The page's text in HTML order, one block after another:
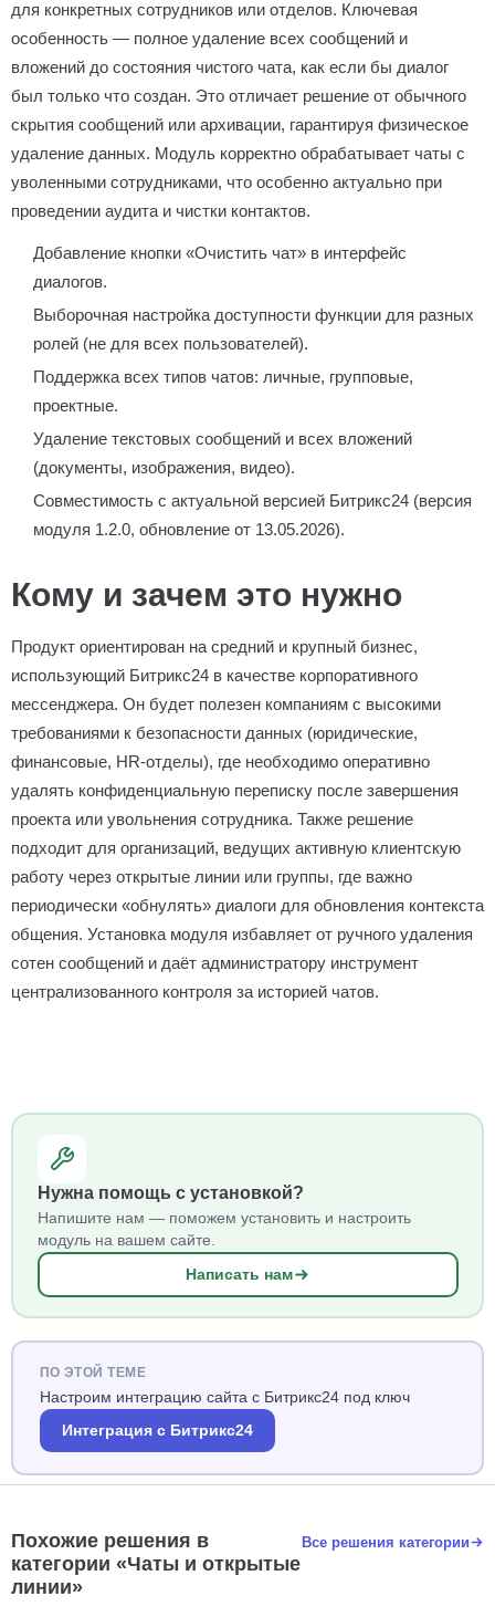
для конкретных сотрудников или отделов. Ключевая
особенность — полное удаление всех сообщений и
вложений до состояния чистого чата, как если бы диалог
был только что создан. Это отличает решение от обычного
скрытия сообщений или архивации, гарантируя физическое
удаление данных. Модуль корректно обрабатывает чаты с
уволенными сотрудниками, что особенно актуально при
проведении аудита и чистки контактов.
Добавление кнопки «Очистить чат» в интерфейс
диалогов.
Выборочная настройка доступности функции для разных
ролей (не для всех пользователей).
Поддержка всех типов чатов: личные, групповые,
проектные.
Удаление текстовых сообщений и всех вложений
(документы, изображения, видео).
Совместимость с актуальной версией Битрикс24 (версия
модуля 1.2.0, обновление от 13.05.2026).
Кому и зачем это нужно
Продукт ориентирован на средний и крупный бизнес,
использующий Битрикс24 в качестве корпоративного
мессенджера. Он будет полезен компаниям с высокими
требованиями к безопасности данных (юридические,
финансовые, HR-отделы), где необходимо оперативно
удалять конфиденциальную переписку после завершения
проекта или увольнения сотрудника. Также решение
подходит для организаций, ведущих активную клиентскую
работу через открытые линии или группы, где важно
периодически «обнулять» диалоги для обновления контекста
общения. Установка модуля избавляет от ручного удаления
сотен сообщений и даёт администратору инструмент
централизованного контроля за историей чатов.
Нужна помощь с установкой?
Напишите нам — поможем установить и настроить
модуль на вашем сайте.
Написать нам
ПО ЭТОЙ ТЕМЕ
Настроим интеграцию сайта с Битрикс24 под ключ
Интеграция с Битрикс24
Похожие решения в
категории «Чаты и открытые
линии»
Все решения категории